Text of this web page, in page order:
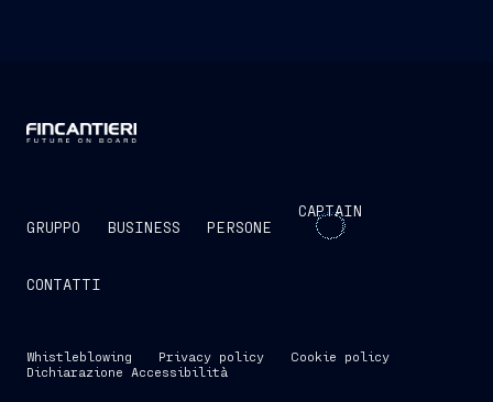
GRUPPO BUSINESS PERSONE
CAPTAIN
CONTATTI
Whistleblowing Privacy policy
Cookie policy
Dichiarazione Accessibilità